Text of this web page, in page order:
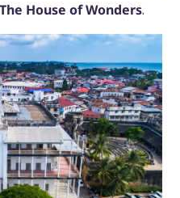
The House of Wonders.